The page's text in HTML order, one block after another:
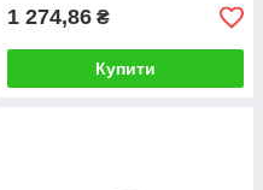
1 274,86 ₴
Купити